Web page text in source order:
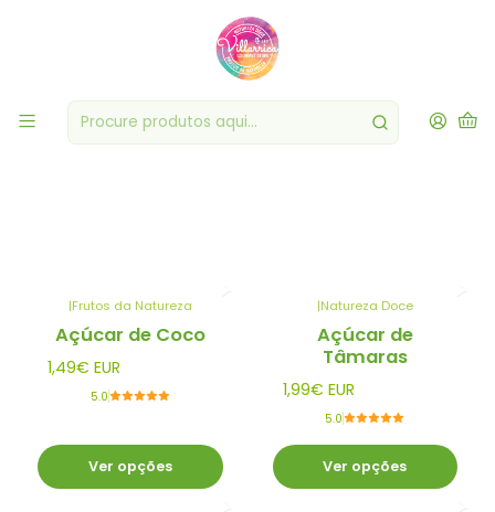
Mercearias Diversas
Filtros
|Frutos da Natureza
Açúcar de Coco
1,49€ EUR
5.0
Ver opções
|Natureza Doce
Açúcar de
Tâmaras
1,99€ EUR
5.0
Ver opções